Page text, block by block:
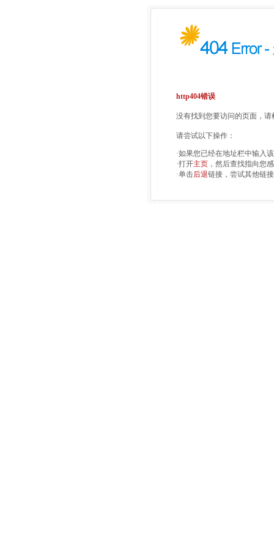
http404错误
没有找到您要访问的页面，
请尝试以下操作：
·如果您已经在地址栏中输入
·打开主页 ，然后查找指向您
·单击后退链接，尝试其他链